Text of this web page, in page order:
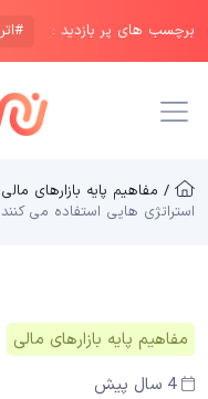
برچسب های پر بازدید :
/ مفاهیم پایه بازار‌های
استراتژی هایی استفاده می
مفاهیم پایه بازار‌های مالی
4 سال پیش